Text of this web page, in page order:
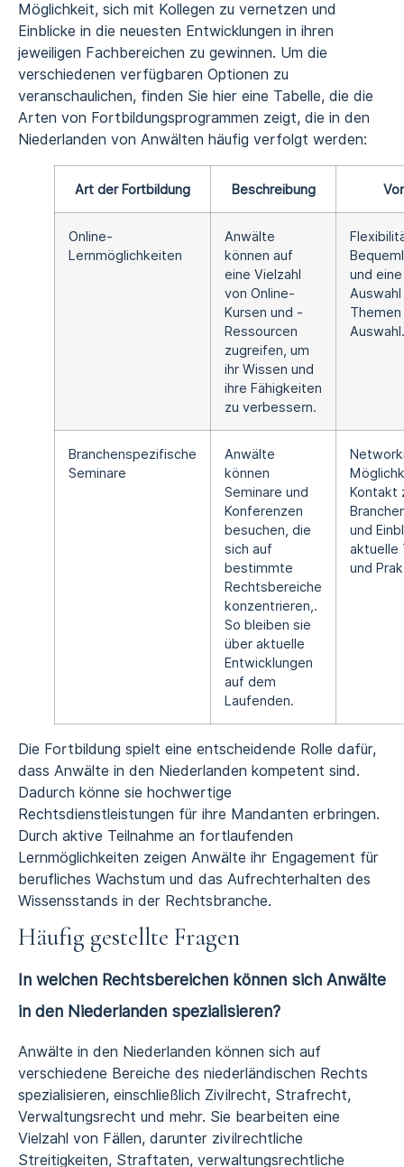
Möglichkeit, sich mit Kollegen zu vernetzen und
Einblicke in die neuesten Entwicklungen in ihren
jeweiligen Fachbereichen zu gewinnen. Um die
verschiedenen verfügbaren Optionen zu
veranschaulichen, finden Sie hier eine Tabelle, die die
Arten von Fortbildungsprogrammen zeigt, die in den
Niederlanden von Anwälten häufig verfolgt werden:
Art der Fortbildung Beschreibung
Online-
Lernmöglichkeiten
Anwälte
können auf
eine Vielzahl
von Online-
Kursen und -
Ressourcen
zugreifen, um
ihr Wissen und
ihre Fähigkeiten
zu verbessern.
und
Auswahl
Themen
Auswahl.
Branchenspezifische
Seminare
Anwälte
können
Seminare und
Konferenzen
besuchen, die
sich auf
bestimmte
Rechtsbereiche
konzentrieren,.
So bleiben sie
über aktuelle
Entwicklungen
auf dem
Laufenden.
Kontakt
und
aktuelle
und
Die Fortbildung spielt eine entscheidende Rolle dafür,
dass Anwälte in den Niederlanden kompetent sind.
Dadurch könne sie hochwertige
Rechtsdienstleistungen für ihre Mandanten erbringen.
Durch aktive Teilnahme an fortlaufenden
Lernmöglichkeiten zeigen Anwälte ihr Engagement für
berufliches Wachstum und das Aufrechterhalten des
Wissensstands in der Rechtsbranche.
Häufig gestellte Fragen
In welchen Rechtsbereichen können sich Anwälte
in den Niederlanden spezialisieren?
Anwälte in den Niederlanden können sich auf
verschiedene Bereiche des niederländischen Rechts
spezialisieren, einschließlich Zivilrecht, Strafrecht,
Verwaltungsrecht und mehr. Sie bearbeiten eine
Vielzahl von Fällen, darunter zivilrechtliche
Streitigkeiten, Straftaten, verwaltungsrechtliche